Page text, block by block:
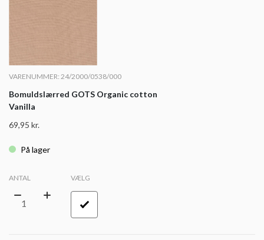
VARENUMMER: 24/2000/0538/000
Bomuldslærred GOTS Organic cotton
Vanilla
69,95 kr.
På lager
ANTAL VÆLG